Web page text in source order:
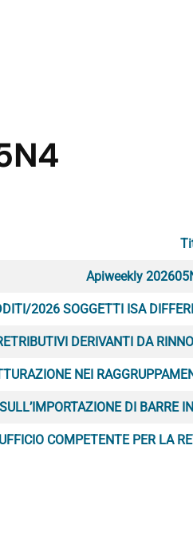
Apiweekly
2026 SOGGETTI ISA
DERIVANTI DA
NEI
DI BARRE
COMPETENTE PER LA